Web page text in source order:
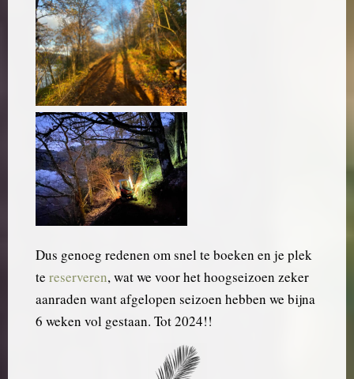
Dus genoeg redenen om snel te boeken en je plek
te reserveren, wat we voor het hoogseizoen zeker
aanraden want afgelopen seizoen hebben we bijna
6 weken vol gestaan. Tot 2024!!